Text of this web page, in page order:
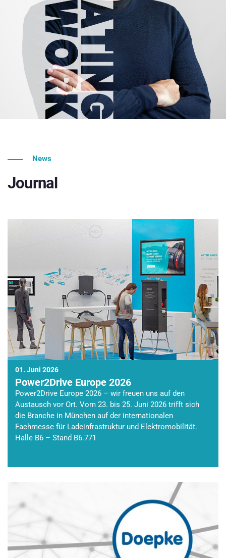
News
Journal
01. Juni 2026
Power2Drive Europe 2026
Power2Drive Europe 2026 – wir freuen uns auf den
Austausch vor Ort. Vom 23. bis 25. Juni 2026 trifft sich
die Branche in München auf der internationalen
Fachmesse für Ladeinfrastruktur und Elektromobilität.
Halle B6 – Stand B6.771